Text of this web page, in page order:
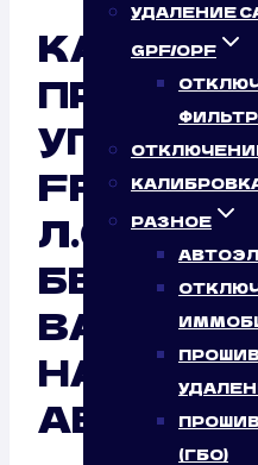
УДАЛЕНИЕ
GPF/OPF
РАЗНОЕ
(ГБО)
Л.С.)
НАШЕГО